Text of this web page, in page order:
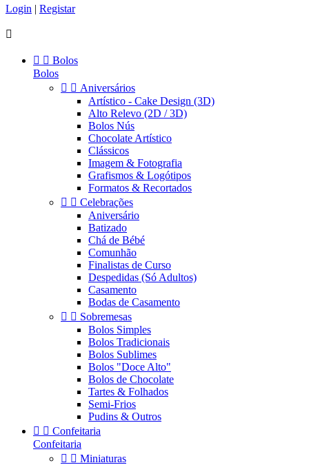
Login | Registar

  Bolos
Bolos
  Aniversários
Artístico - Cake Design (3D)
Alto Relevo (2D / 3D)
Bolos Nús
Chocolate Artístico
Clássicos
Imagem & Fotografia
Grafismos & Logótipos
Formatos & Recortados
  Celebrações
Aniversário
Batizado
Chá de Bébé
Comunhão
Finalistas de Curso
Despedidas (Só Adultos)
Casamento
Bodas de Casamento
  Sobremesas
Bolos Simples
Bolos Tradicionais
Bolos Sublimes
Bolos "Doce Alto"
Bolos de Chocolate
Tartes & Folhados
Semi-Frios
Pudins & Outros
  Confeitaria
Confeitaria
  Miniaturas